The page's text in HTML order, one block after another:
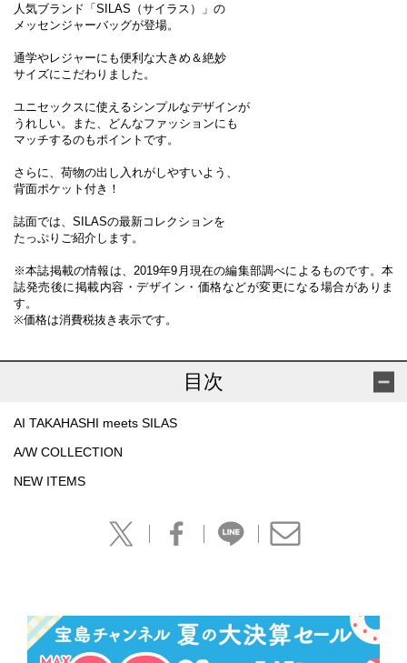
人気ブランド「SILAS（サイラス）」の
メッセンジャーバッグが登場。
通学やレジャーにも便利な大きめ＆絶妙
サイズにこだわりました。
ユニセックスに使えるシンプルなデザインが
うれしい。また、どんなファッションにも
マッチするのもポイントです。
さらに、荷物の出し入れがしやすいよう、
背面ポケット付き！
誌面では、SILASの最新コレクションを
たっぷりご紹介します。
※本誌掲載の情報は、2019年9月現在の編集部調べによるものです。本
誌発売後に掲載内容・デザイン・価格などが変更になる場合がありま
す。
※価格は消費税抜き表示です。
目次
AI TAKAHASHI meets SILAS
A/W COLLECTION
NEW ITEMS